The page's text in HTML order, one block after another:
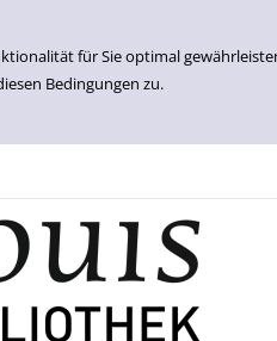
für Sie optimal
Bedingungen zu.